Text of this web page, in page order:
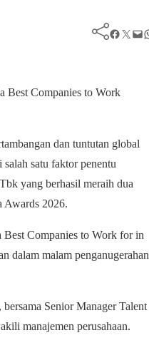
Facebook Twitter Mail WhatsApp
Best Companies to Work
dan tuntutan global
satu faktor penentu
yang berhasil meraih dua
Awards 2026.
Best Companies to Work for in
dalam malam penganugerahan
Senior Manager Talent
manajemen perusahaan.